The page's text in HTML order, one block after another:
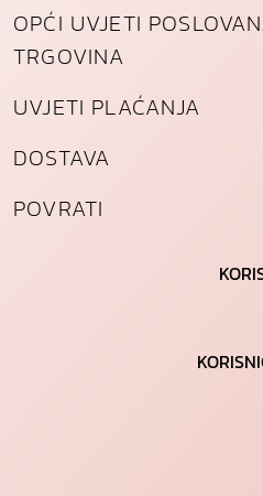
OPĆI UVJETI
TRGOVINA
UVJETI PLAĆANJA
DOSTAVA
POVRATI